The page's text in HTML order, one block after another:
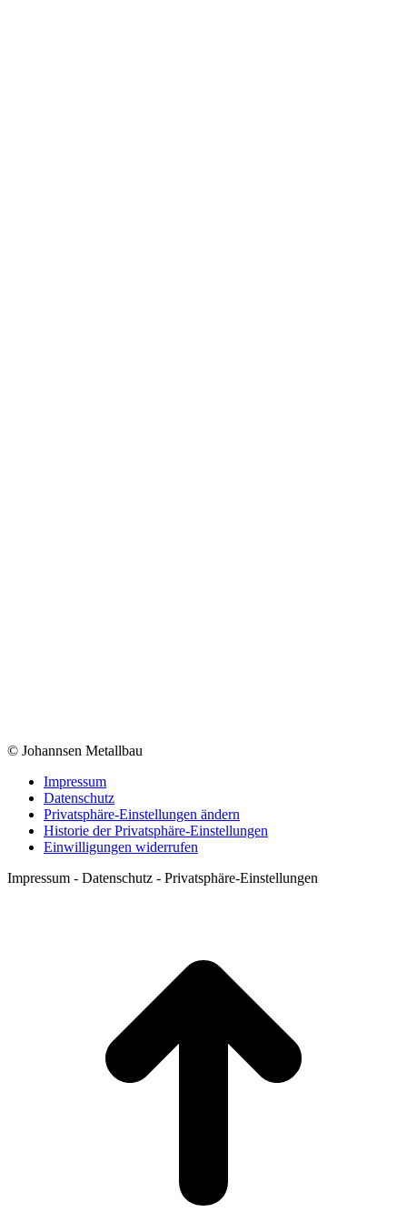
© Johannsen Metallbau
Impressum
Datenschutz
Privatsphäre-Einstellungen ändern
Historie der Privatsphäre-Einstellungen
Einwilligungen widerrufen
Impressum - Datenschutz - Privatsphäre-Einstellungen